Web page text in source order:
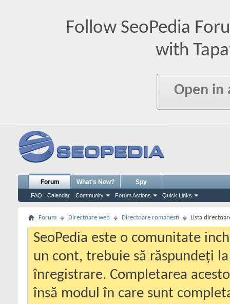
Follow SeoPedia
with
Open in
Forum
FAQ Calendar Community Forum Actions Quick Links
What's New? Spy
Forum Directoare web Directoare romanesti Lista
SeoPedia este o comunitate
un cont, trebuie să răspundeți
înregistrare. Completarea
însă modul în care sunt